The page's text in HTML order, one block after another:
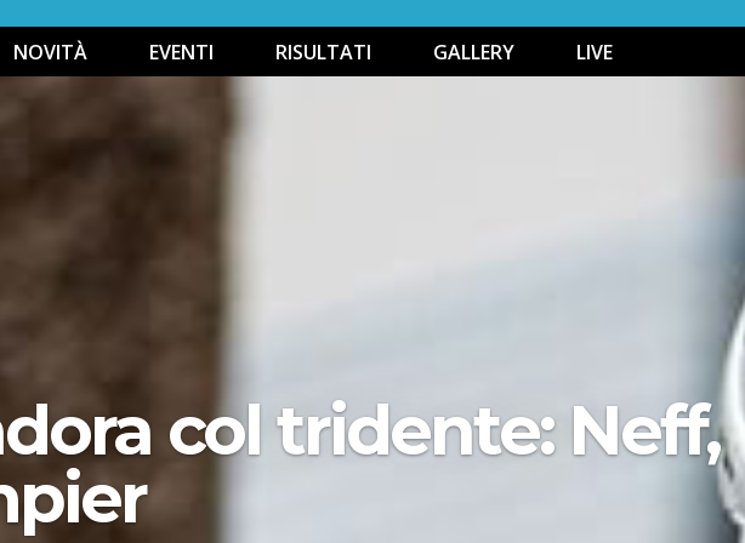
NOVITÀ EVENTI RISULTATI GALLERY LIVE
col tridente: Neff,